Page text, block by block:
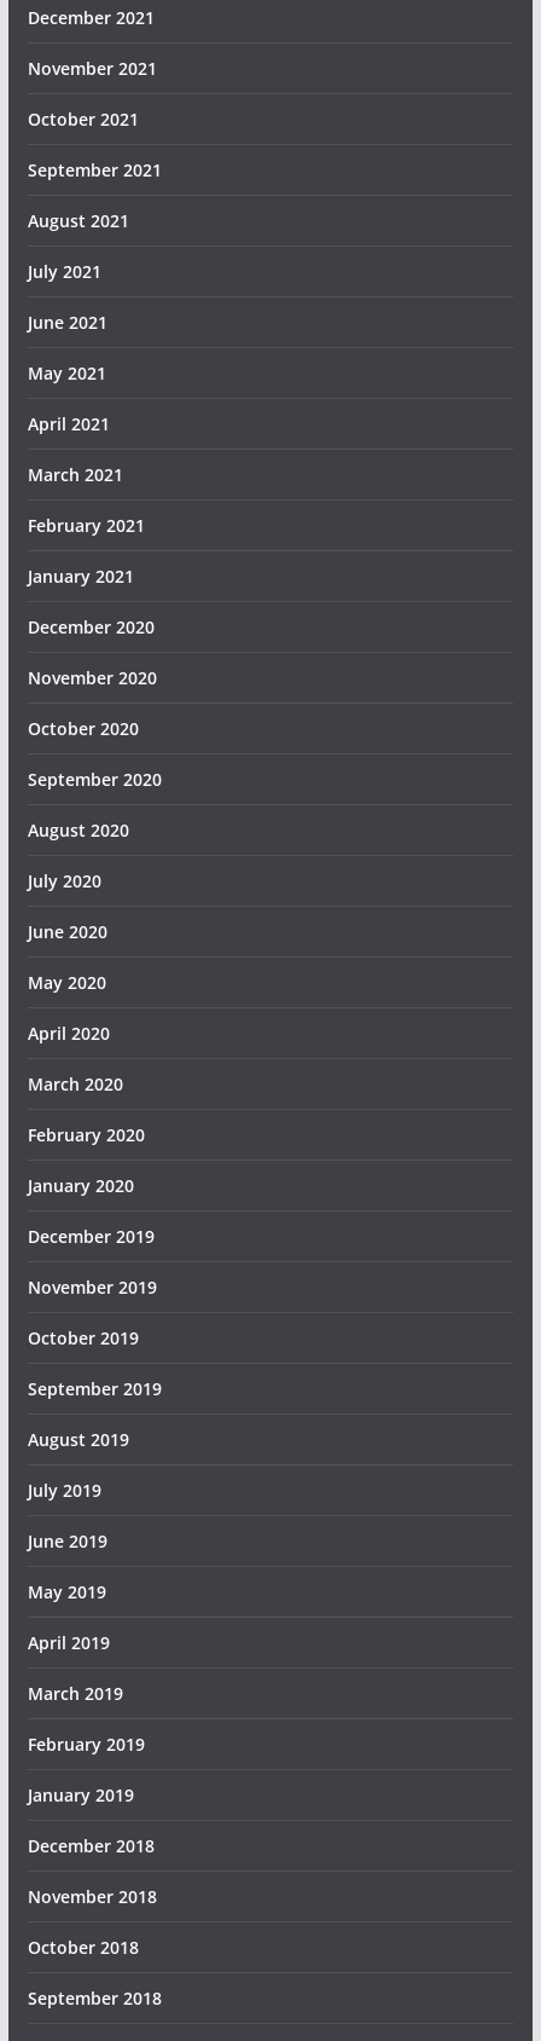
December 2021
November 2021
October 2021
September 2021
August 2021
July 2021
June 2021
May 2021
April 2021
March 2021
February 2021
January 2021
December 2020
November 2020
October 2020
September 2020
August 2020
July 2020
June 2020
May 2020
April 2020
March 2020
February 2020
January 2020
December 2019
November 2019
October 2019
September 2019
August 2019
July 2019
June 2019
May 2019
April 2019
March 2019
February 2019
January 2019
December 2018
November 2018
October 2018
September 2018